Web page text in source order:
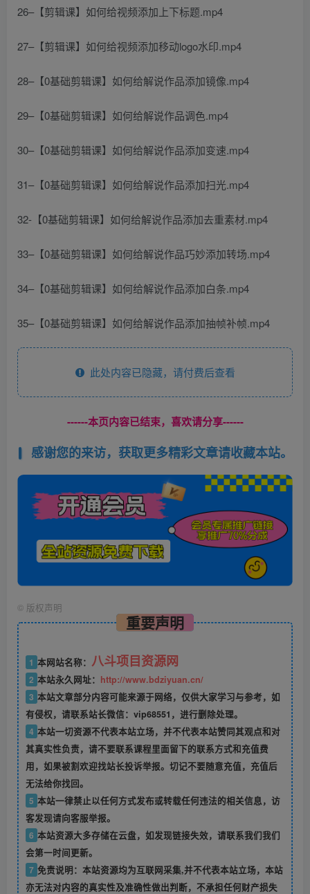
26–【剪辑课】如何给视频添加上下标题.mp4
27–【剪辑课】如何给视频添加移动logo水印.mp4
28–【0基础剪辑课】如何给解说作品添加镜像.mp4
29–【0基础剪辑课】如何给解说作品调色.mp4
30–【0基础剪辑课】如何给解说作品添加变速.mp4
31–【0基础剪辑课】如何给解说作品添加扫光.mp4
32-【0基础剪辑课】如何给解说作品添加去重素材.mp4
33–【0基础剪辑课】如何给解说作品巧妙添加转场.mp4
34–【0基础剪辑课】如何给解说作品添加白条.mp4
35–【0基础剪辑课】如何给解说作品添加抽帧补帧.mp4
此处内容已隐藏，请付费后查看
------本页内容已结束，喜欢请分享------
感谢您的来访，获取更多精彩文章请收藏本站。
© 版权声明
重要声明
1 本网站名称： 八斗项目资源网
2 本站永久网址： http://www.bdziyuan.cn/
3 本站文章部分内容可能来源于网络，仅供大家学习与参考，如
有侵权，请联系站长微信：vip68551，进行删除处理。
4 本站一切资源不代表本站立场，并不代表本站赞同其观点和对
其真实性负责，请不要联系课程里面留下的联系方式和充值费
用，如果被割欢迎找站长投诉举报。切记不要随意充值，充值后
无法给你找回。
5 本站一律禁止以任何方式发布或转载任何违法的相关信息，访
客发现请向客服举报。
6 本站资源大多存储在云盘，如发现链接失效，请联系我们我们
会第一时间更新。
7 免责说明：本站资源均为互联网采集,并不代表本站立场，本站
亦无法对内容的真实性及准确性做出判断，不承担任何财产损失